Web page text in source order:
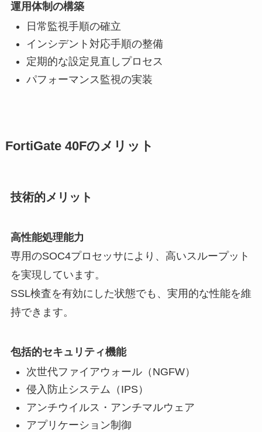
運用体制の構築
日常監視手順の確立
インシデント対応手順の整備
定期的な設定見直しプロセス
パフォーマンス監視の実装
FortiGate 40Fのメリット
技術的メリット
高性能処理能力
専用のSOC4プロセッサにより、高いスループット
を実現しています。
SSL検査を有効にした状態でも、実用的な性能を維
持できます。
包括的セキュリティ機能
次世代ファイアウォール（NGFW）
侵入防止システム（IPS）
アンチウイルス・アンチマルウェア
アプリケーション制御